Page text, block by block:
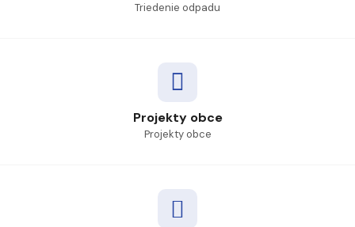
Triedenie odpadu
Projekty obce
Projekty obce